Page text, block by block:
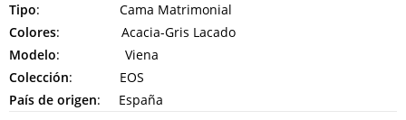
Tipo: Cama Matrimonial
Colores: Acacia-Gris Lacado
Modelo: Viena
Colección: EOS
País de origen: España